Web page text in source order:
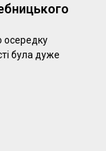
осередку
була дуже